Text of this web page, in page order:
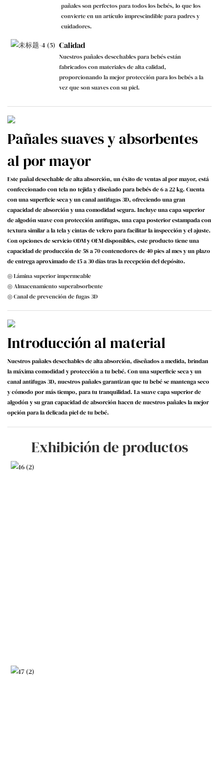
pañales son perfectos para todos los bebés, lo que los
convierte en un artículo imprescindible para padres y
cuidadores.
Calidad
Nuestros pañales desechables para bebés están
fabricados con materiales de alta calidad,
proporcionando la mejor protección para los bebés a la
vez que son suaves con su piel.
Pañales suaves y absorbentes
al por mayor
Este pañal desechable de alta absorción, un éxito de ventas al por mayor, está
confeccionado con tela no tejida y diseñado para bebés de 6 a 22 kg. Cuenta
con una superficie seca y un canal antifugas 3D, ofreciendo una gran
capacidad de absorción y una comodidad segura. Incluye una capa superior
de algodón suave con protección antifugas, una capa posterior estampada con
textura similar a la tela y cintas de velcro para facilitar la inspección y el ajuste.
Con opciones de servicio ODM y OEM disponibles, este producto tiene una
capacidad de producción de 58 a 70 contenedores de 40 pies al mes y un plazo
de entrega aproximado de 15 a 30 días tras la recepción del depósito.
◎ Lámina superior impermeable
◎ Almacenamiento superabsorbente
◎ Canal de prevención de fugas 3D
Introducción al material
Nuestros pañales desechables de alta absorción, diseñados a medida, brindan
la máxima comodidad y protección a tu bebé. Con una superficie seca y un
canal antifugas 3D, nuestros pañales garantizan que tu bebé se mantenga seco
y cómodo por más tiempo, para tu tranquilidad. La suave capa superior de
algodón y su gran capacidad de absorción hacen de nuestros pañales la mejor
opción para la delicada piel de tu bebé.
Exhibición de productos